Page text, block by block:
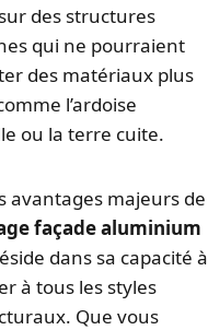
des structures
qui ne pourraient
des matériaux plus
l’ardoise
ou la terre cuite.
avantages majeurs de
façade aluminium
dans sa capacité à
à tous les styles
Que vous